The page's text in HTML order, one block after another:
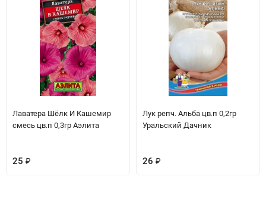
Лаватера Шёлк И Кашемир
смесь цв.п 0,3гр Аэлита
25 ₽
Лук репч. Альба цв.п 0,2гр
Уральский Дачник
26 ₽